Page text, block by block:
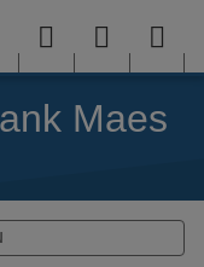
Menu User
menu
Maes